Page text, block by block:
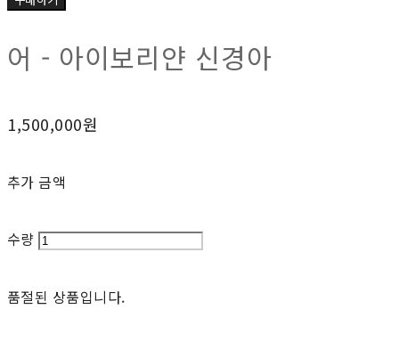
어 - 아이보리얀 신경아
1,500,000원
추가 금액
수량
품절된 상품입니다.